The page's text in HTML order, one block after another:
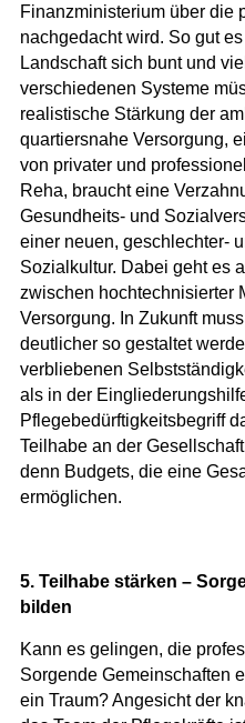
Finanzministerium über die
nachgedacht wird. So gut
Landschaft sich bunt und
verschiedenen Systeme
realistische Stärkung der
quartiersnahe Versorgung,
von privater und
Reha, braucht eine
Gesundheits- und
einer neuen, geschlechter-
Sozialkultur. Dabei geht es
zwischen hochtechnisierter
Versorgung. In Zukunft
deutlicher so gestaltet
verbliebenen
als in der
Pflegebedürftigkeitsbegriff
Teilhabe an der
denn Budgets, die eine
ermöglichen.
5. Teilhabe stärken –
bilden
Kann es gelingen, die
Sorgende Gemeinschaften
ein Traum? Angesicht der